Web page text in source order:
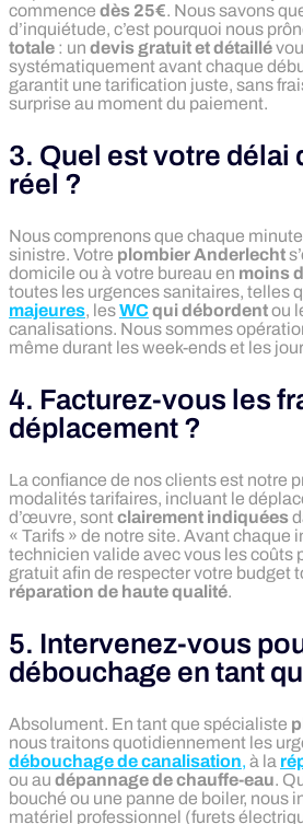
commence dès 25€. Nous savons
d’inquiétude, c’est pourquoi nous
totale : un devis gratuit et détaillé
systématiquement avant chaque
garantit une tarification juste, sans
surprise au moment du paiement.
3. Quel est votre délai
réel ?
Nous comprenons que chaque
sinistre. Votre plombier Anderlecht
domicile ou à votre bureau en moins
toutes les urgences sanitaires, telles
majeures, lesWC qui débordentou
canalisations. Nous sommes
même durant les week-ends et les
4. Facturez-vous les
déplacement ?
La confiance de nos clients est notre
modalités tarifaires, incluant le
d’œuvre, sontclairement indiquées
« Tarifs » de notre site. Avant chaque
technicien valide avec vous les coûts
gratuit afin de respecter votre budget
réparation de haute qualité.
5. Intervenez-vous
débouchage en tant
Absolument. En tant que spécialiste
nous traitons quotidiennement les
débouchage de canalisation, à la
ou au dépannage de chauffe-eau.
bouché ou une panne de boiler, nous
matériel professionnel (furets